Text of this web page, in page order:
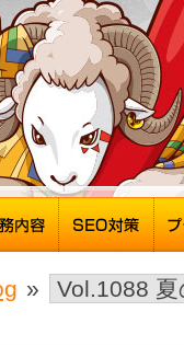
»
Vol.1088